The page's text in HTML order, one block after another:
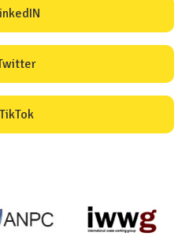
TikTok